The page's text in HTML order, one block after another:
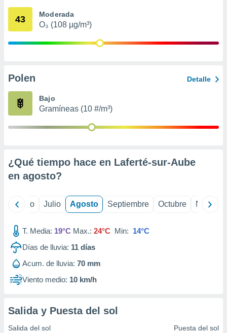
e
publicidad
1199
43 Moderada
O₃ (108 µg/m³)
Polen Detalle
Bajo
Gramíneas (10 #/m³)
¿Qué tiempo hace en Laferté-sur-Aube
en agosto?
Junio Julio Agosto Septiembre Octubre
T. Media: 19°C Max.: 24°C Min: 14°C
Días de lluvia: 11 días
Acum. de lluvia: 70 mm
Viento medio: 10 km/h
Salida y Puesta del sol
Salida del sol Puesta del sol